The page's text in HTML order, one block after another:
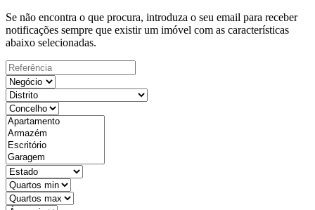
Se não encontra o que procura, introduza o seu email para receber
notificações sempre que existir um imóvel com as características
abaixo selecionadas.